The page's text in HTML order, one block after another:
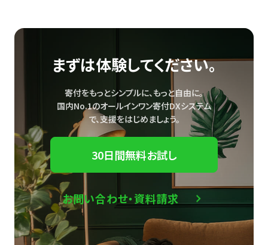
まずは体験してください。
寄付をもっとシンプルに、もっと自由に。
国内No.1のオールインワン寄付DXシステム
で、支援をはじめましょう。
30日間無料お試し
お問い合わせ・資料請求